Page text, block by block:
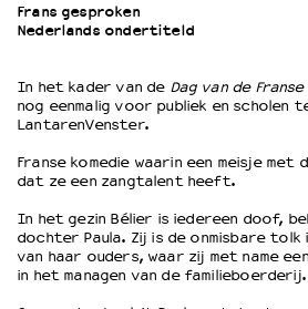
Schoolvoorstellingen
Filmprogramma’s Primair Onderwijs
Filmprogramma’s VO/MBO
Speciale educatieprogramma’s
OVER LANTARENVENSTER
Wat we doen
Frans gesproken
Nederlands ondertiteld
In het kader van de Dag van de Franse
nog eenmalig voor publiek en scholen
LantarenVenster.
Franse komedie waarin een meisje
dat ze een zangtalent heeft.
In het gezin Bélier is iedereen doof,
dochter Paula. Zij is de onmisbare tolk
van haar ouders, waar zij met name
in het managen van de familieboerderij.